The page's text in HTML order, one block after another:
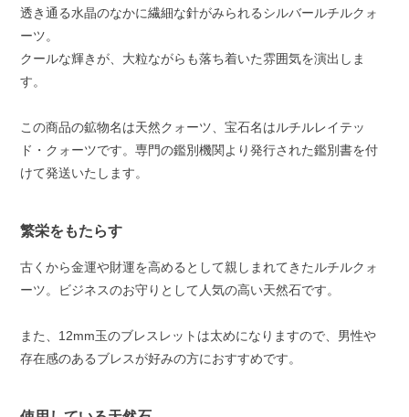
透き通る水晶のなかに繊細な針がみられるシルバールチルクォ
ーツ。
クールな輝きが、大粒ながらも落ち着いた雰囲気を演出しま
す。
この商品の鉱物名は天然クォーツ、宝石名はルチルレイテッ
ド・クォーツです。専門の鑑別機関より発行された鑑別書を付
けて発送いたします。
繁栄をもたらす
古くから金運や財運を高めるとして親しまれてきたルチルクォ
ーツ。ビジネスのお守りとして人気の高い天然石です。
また、12mm玉のブレスレットは太めになりますので、男性や
存在感のあるブレスが好みの方におすすめです。